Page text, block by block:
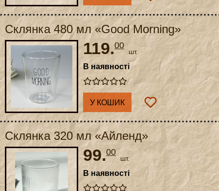
Склянка 480 мл «Good Morning»
119.00
шт.
В наявності
У КОШИК
Склянка 320 мл «Айленд»
99.00
шт.
В наявності